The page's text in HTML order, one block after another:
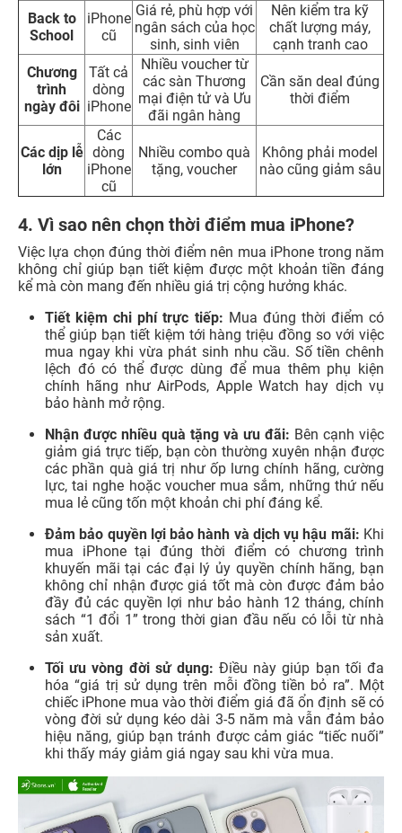
Back to
School
iPhone
cũ
Giá rẻ, phù hợp với
ngân sách của học
sinh, sinh viên
Nên kiểm tra kỹ
chất lượng máy,
cạnh tranh cao
Chương
trình
ngày đôi
Tất cả
dòng
iPhone
Nhiều voucher từ
các sàn Thương
mại điện tử và Ưu
đãi ngân hàng
Cần săn deal đúng
thời điểm
Các dịp lễ
lớn
Các
dòng
iPhone
cũ
Nhiều combo quà
tặng, voucher
Không phải model
nào cũng giảm sâu
4. Vì sao nên chọn thời điểm mua iPhone?
Việc lựa chọn đúng thời điểm nên mua iPhone trong năm
không chỉ giúp bạn tiết kiệm được một khoản tiền đáng
kể mà còn mang đến nhiều giá trị cộng hưởng khác.
Tiết kiệm chi phí trực tiếp: Mua đúng thời điểm có
thể giúp bạn tiết kiệm tới hàng triệu đồng so với việc
mua ngay khi vừa phát sinh nhu cầu. Số tiền chênh
lệch đó có thể được dùng để mua thêm phụ kiện
chính hãng như AirPods, Apple Watch hay dịch vụ
bảo hành mở rộng.
Nhận được nhiều quà tặng và ưu đãi: Bên cạnh việc
giảm giá trực tiếp, bạn còn thường xuyên nhận được
các phần quà giá trị như ốp lưng chính hãng, cường
lực, tai nghe hoặc voucher mua sắm, những thứ nếu
mua lẻ cũng tốn một khoản chi phí đáng kể.
Đảm bảo quyền lợi bảo hành và dịch vụ hậu mãi: Khi
mua iPhone tại đúng thời điểm có chương trình
khuyến mãi tại các đại lý ủy quyền chính hãng, bạn
không chỉ nhận được giá tốt mà còn được đảm bảo
đầy đủ các quyền lợi như bảo hành 12 tháng, chính
sách “1 đổi 1” trong thời gian đầu nếu có lỗi từ nhà
sản xuất.
Tối ưu vòng đời sử dụng: Điều này giúp bạn tối đa
hóa “giá trị sử dụng trên mỗi đồng tiền bỏ ra”. Một
chiếc iPhone mua vào thời điểm giá đã ổn định sẽ có
vòng đời sử dụng kéo dài 3-5 năm mà vẫn đảm bảo
hiệu năng, giúp bạn tránh được cảm giác “tiếc nuối”
khi thấy máy giảm giá ngay sau khi vừa mua.